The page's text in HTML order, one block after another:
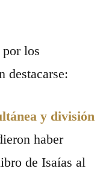
por los
destacarse:
y división
haber
de Isaías al